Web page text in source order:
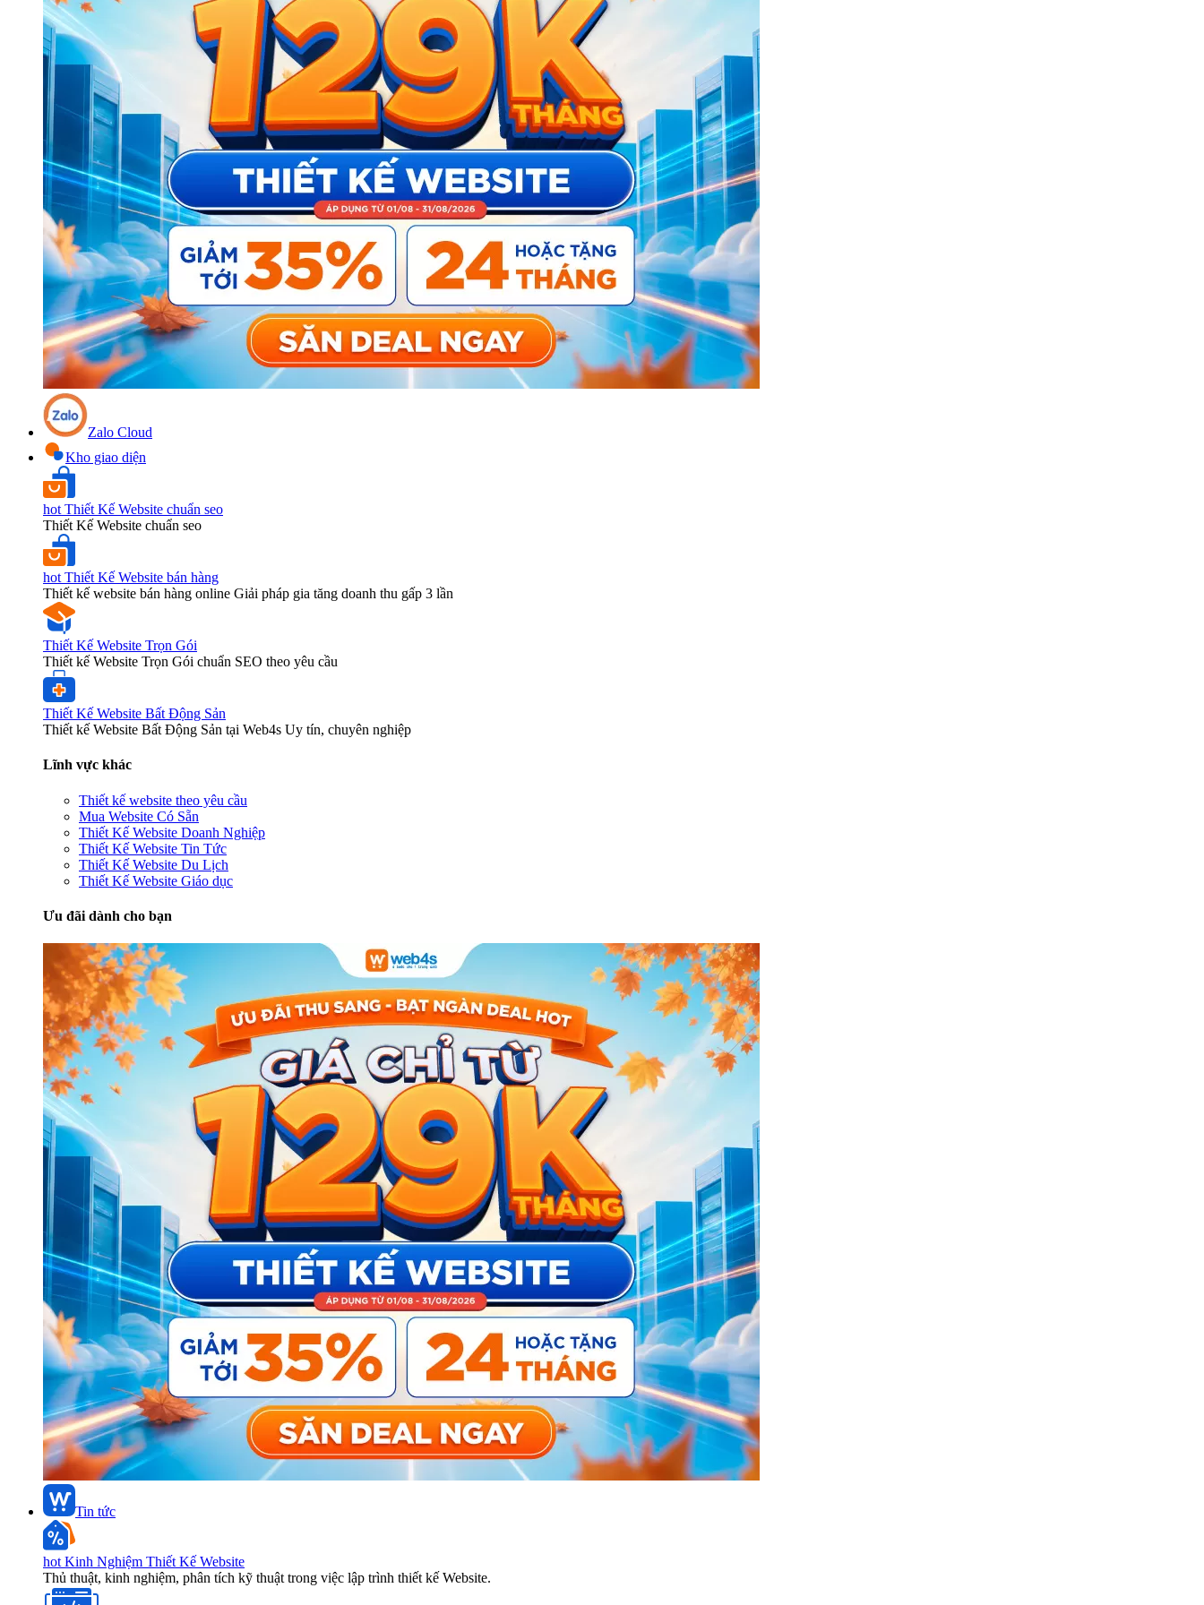
Zalo Cloud
Kho giao diện
hot Thiết Kế Website chuẩn seo
Thiết Kế Website chuẩn seo
hot Thiết Kế Website bán hàng
Thiết kế website bán hàng online Giải pháp gia tăng doanh thu gấp 3 lần
Thiết Kế Website Trọn Gói
Thiết kế Website Trọn Gói chuẩn SEO theo yêu cầu
Thiết Kế Website Bất Động Sản
Thiết kế Website Bất Động Sản tại Web4s Uy tín, chuyên nghiệp
Lĩnh vực khác
Thiết kế website theo yêu cầu
Mua Website Có Sẵn
Thiết Kế Website Doanh Nghiệp
Thiết Kế Website Tin Tức
Thiết Kế Website Du Lịch
Thiết Kế Website Giáo dục
Ưu đãi dành cho bạn
Tin tức
hot Kinh Nghiệm Thiết Kế Website
Thủ thuật, kinh nghiệm, phân tích kỹ thuật trong việc lập trình thiết kế Website.